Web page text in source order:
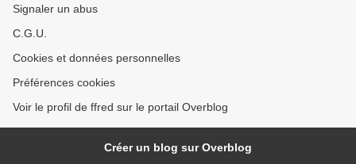
Signaler un abus
C.G.U.
Cookies et données personnelles
Préférences cookies
Voir le profil de ffred sur le portail Overblog
Créer un blog sur Overblog